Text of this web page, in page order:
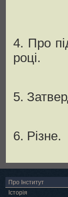
4. Про
році.
5.
6. Різне.
Про Інститут
Історія